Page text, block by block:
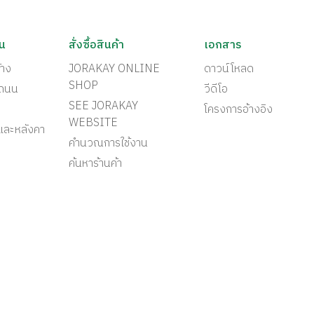
ง
นน
ะหลังคา
สั่งซื้อสินค้า
JORAKAY ONLINE
SHOP
SEE JORAKAY
WEBSITE
คำนวณการใช้งาน
ค้นหาร้านค้า
เอกสาร
ดาวน์โหลด
วีดีโอ
โครงการอ้างอิง